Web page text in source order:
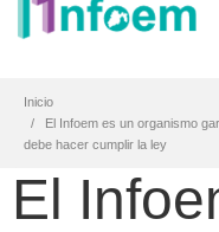
Inicio
El Infoem es un organismo
debe hacer cumplir la ley
El